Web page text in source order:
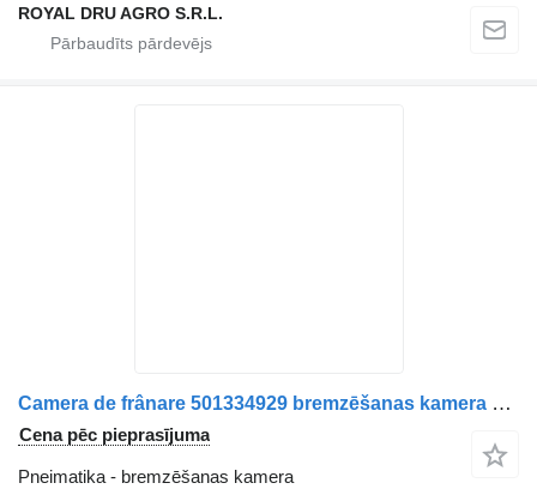
ROYAL DRU AGRO S.R.L.
Camera de frânare 501334929 bremzēšanas kamera paredzēts AXA motrică VDL kravas automašīnas
Cena pēc pieprasījuma
Pneimatika - bremzēšanas kamera